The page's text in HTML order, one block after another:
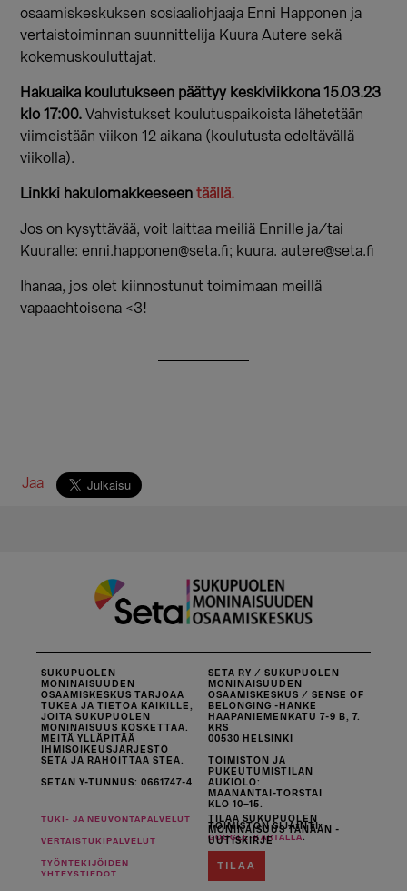
osaamiskeskuksen sosiaaliohjaaja Enni Happonen ja
vertaistoiminnan suunnittelija Kuura Autere sekä
kokemuskouluttajat.
Hakuaika koulutukseen päättyy keskiviikkona 15.03.23
klo 17:00. Vahvistukset koulutuspaikoista lähetetään
viimeistään viikon 12 aikana (koulutusta edeltävällä
viikolla).
Linkki hakulomakkeeseentäällä.
Jos on kysyttävää, voit laittaa meiliä Ennille ja/tai
Kuuralle: enni.happonen@seta.fi; kuura. autere@seta.fi
Ihanaa, jos olet kiinnostunut toimimaan meillä
vapaaehtoisena <3!
Jaa
SUKUPUOLEN
MONINAISUUDEN
OSAAMISKESKUS TARJOAA
TUKEA JA TIETOA KAIKILLE,
JOITA SUKUPUOLEN
MONINAISUUS KOSKETTAA.
MEITÄ YLLÄPITÄÄ
IHMISOIKEUSJÄRJESTÖ
SETA JA RAHOITTAA STEA.
SETAN Y-TUNNUS: 0661747-4
SETA RY / SUKUPUOLEN
MONINAISUUDEN
OSAAMISKESKUS / SENSE OF
BELONGING -HANKE
HAAPANIEMENKATU 7-9 B, 7.
KRS
00530 HELSINKI
TOIMISTON JA
PUKEUTUMISTILAN
AUKIOLO:
MAANANTAI-TORSTAI
KLO 10–15.
TOIMISTON SIJAINTI
GOOGLE-KARTALLA
TUKI- JA NEUVONTAPALVELUT
VERTAISTUKIPALVELUT
TYÖNTEKIJÖIDEN
YHTEYSTIEDOT
TILAA SUKUPUOLEN
MONINAISUUS TÄNÄÄN -
UUTISKIRJE
TILAA